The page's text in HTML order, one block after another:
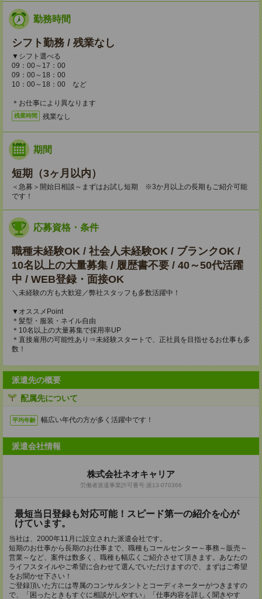
勤務時間
シフト勤務 / 残業なし
▼シフト選べる
09：00～17：00
09：00～18：00
10：00～18：00 など
＊お仕事により異なります
残業時間 残業なし
期間
短期（3ヶ月以内）
＜急募＞開始日相談～まずはお試し短期 ※3か月以上の長期もご紹介可能
です！
応募資格・条件
職種未経験OK / 社会人未経験OK / ブランクOK /
10名以上の大量募集 / 履歴書不要 / 40～50代活躍
中 / WEB登録・面接OK
＼未経験の方も大歓迎／弊社スタッフも多数活躍中！
▼オススメPoint
＊髪型・服装・ネイル自由
＊10名以上の大量募集で採用率UP
＊直接雇用の可能性あり⇒未経験スタートで、正社員を目指せるお仕事も多
数！
派遣先の概要
配属先について
平均年齢 幅広い年代の方が多く活躍中です！
派遣会社情報
株式会社ネオキャリア
労働者派遣事業許可番号:派13-070366
最短当日登録も対応可能！スピード第一の紹介を心が
けています。
当社は、2000年11月に設立された派遣会社です。
短期のお仕事から長期のお仕事まで、職種もコールセンター～事務～販売～
営業～など、案件は数多く、職種も幅広くご紹介させて頂きます。あなたの
ライフスタイルやご希望に合わせて選んでいただけますので、まずはご希望
をお聞かせ下さい！
ご登録頂いた方には専属のコンサルタントとコーディネーターがつきますの
で、「困ったときもすぐに相談がしやすい」「仕事内容を詳しく聞きやす